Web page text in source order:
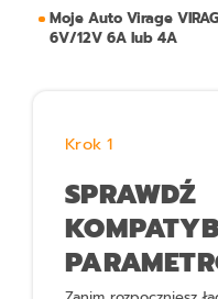
Moje Auto Virage
6V/12V 6A lub 4A
Krok 1
SPRAWDŹ